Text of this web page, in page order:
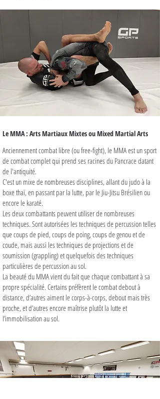
Le MMA : Arts Martiaux Mixtes ou Mixed Martial Arts
Anciennement combat libre (ou free-fight), le MMA est un sport
de combat complet qui prend ses racines du Pancrace datant
de l'antiquité.
C'est un mixe de nombreuses disciplines, allant du judo à la
boxe thaï, en passant par la lutte, par le Jiu-Jitsu Brésilien ou
encore le karaté.
Les deux combattants peuvent utiliser de nombreuses
techniques. Sont autorisées les techniques de percussion telles
que coups de pied, coups de poing, coups de genou et de
coude, mais aussi les techniques de projections et de
soumission (grappling) et quelquefois des techniques
particulières de percussion au sol.
La beauté du MMA vient du fait que chaque combattant à sa
propre spécialité. Certains préfèrent le combat debout à
distance, d’autres aiment le corps-à-corps, debout mais très
proche, et d’autres encore maîtrise plutôt la lutte et
l’immobilisation au sol.